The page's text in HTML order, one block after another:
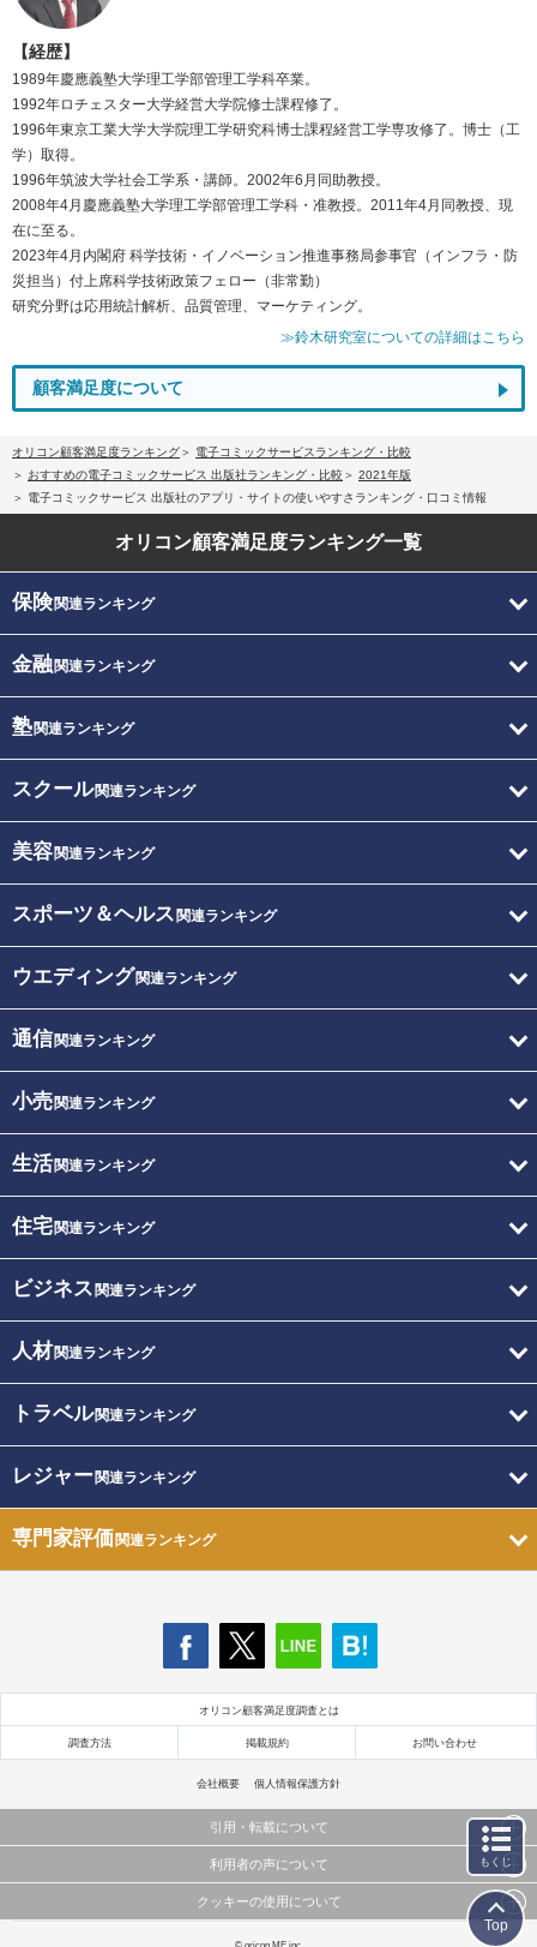
【経歴】
1989年慶應義塾大学理工学部管理工学科卒業。
1992年ロチェスター大学経営大学院修士課程修了。
1996年東京工業大学大学院理工学研究科博士課程経営工学専攻修了。博士（工
学）取得。
1996年筑波大学社会工学系・講師。2002年6月同助教授。
2008年4月慶應義塾大学理工学部管理工学科・准教授。2011年4月同教授、現
在に至る。
2023年4月内閣府 科学技術・イノベーション推進事務局参事官（インフラ・防
災担当）付上席科学技術政策フェロー（非常勤）
研究分野は応用統計解析、品質管理、マーケティング。
≫鈴木研究室についての詳細はこちら
顧客満足度について
オリコン顧客満足度ランキング
電子コミックサービスランキング・比較
おすすめの電子コミックサービス 出版社ランキング・比較
2021年版
電子コミックサービス 出版社のアプリ・サイトの使いやすさランキング・口コミ情報
オリコン顧客満足度ランキング一覧
保険関連ランキング
金融関連ランキング
塾関連ランキング
スクール関連ランキング
美容関連ランキング
スポーツ＆ヘルス 関連ランキング
ウエディング関連ランキング
通信関連ランキング
小売関連ランキング
生活関連ランキング
住宅関連ランキング
ビジネス 関連ランキング
人材関連ランキング
トラベル関連ランキング
レジャー関連ランキング
専門家評価関連ランキング
オリコン顧客満足度調査とは
調査方法 掲載規約 お問い合わせ
会社概要 個人情報保護方針
引用・転載について
当サイトで公開されている情報（文字、写真、イラスト、画像データ等）及びこれらの配置・
これらの情報を権利者の許可なく無断転載・複製などの二次利用を行うことは固く禁じており
利用者の声について
当サイトに掲載している内容はすべてサービスの利用者が提出された見解・感想です。
クッキーの使用について
このサイトでは Cookie を使用して、ユーザーに合わせたコンテンツや広告の表示、ソーシャル
もくじ
Top